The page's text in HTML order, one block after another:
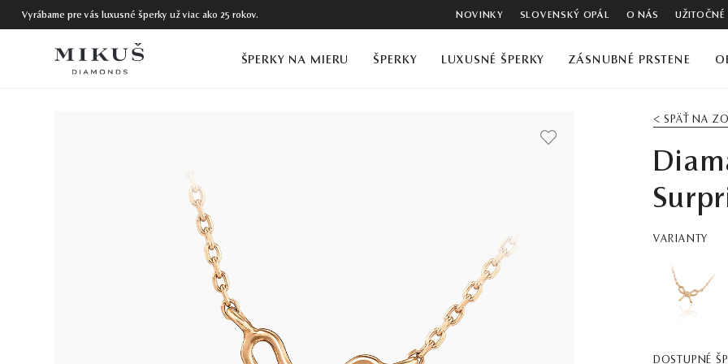
Vyrábame pre vás luxusné šperky už viac ako 25 rokov. NOVINKY SLOVENSKÝ OPÁL O NÁS
ŠPERKY NA MIERU ŠPERKY LUXUSNÉ ŠPERKY ZÁSNUBNÉ PRSTENE
< SPÄŤ NA
VARIANTY
DOSTUPNÉ